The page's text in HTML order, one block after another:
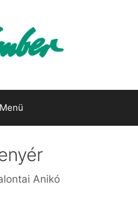
Menü
Anikó